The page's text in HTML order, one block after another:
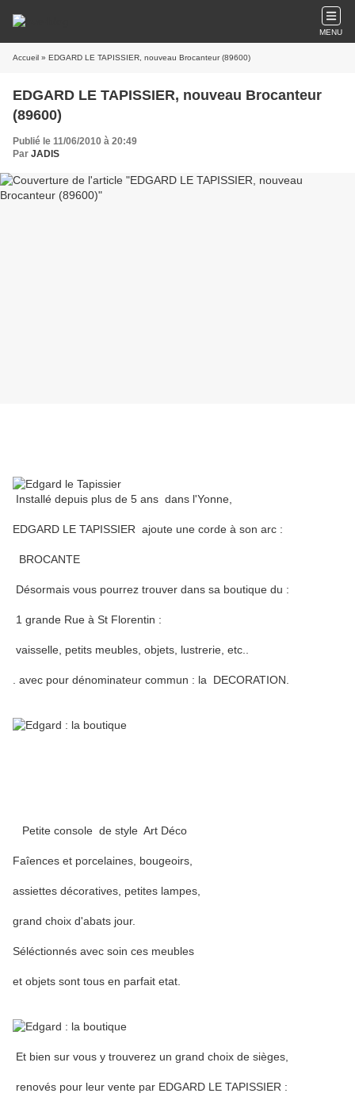
MENU
Accueil » EDGARD LE TAPISSIER, nouveau Brocanteur (89600)
EDGARD LE TAPISSIER, nouveau Brocanteur
(89600)
Publié le 11/06/2010 à 20:49
Par JADIS
Installé depuis plus de 5 ans dans l'Yonne,
EDGARD LE TAPISSIER ajoute une corde à son arc :
BROCANTE
Désormais vous pourrez trouver dans sa boutique du :
1 grande Rue à St Florentin :
vaisselle, petits meubles, objets, lustrerie, etc..
. avec pour dénominateur commun : la DECORATION.
Petite console de style Art Déco
Faîences et porcelaines, bougeoirs,
assiettes décoratives, petites lampes,
grand choix d'abats jour.
Séléctionnés avec soin ces meubles
et objets sont tous en parfait etat.
Et bien sur vous y trouverez un grand choix de sièges,
renovés pour leur vente par EDGARD LE TAPISSIER :